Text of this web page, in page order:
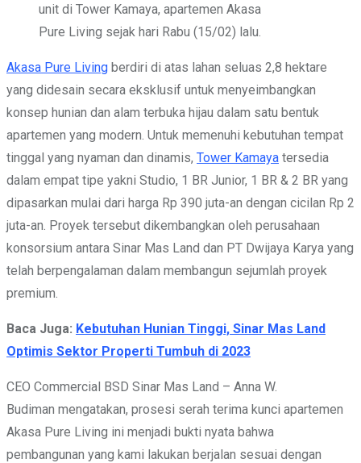
unit di Tower Kamaya, apartemen Akasa
Pure Living sejak hari Rabu (15/02) lalu.
Akasa Pure Living berdiri di atas lahan seluas 2,8 hektare
yang didesain secara eksklusif untuk menyeimbangkan
konsep hunian dan alam terbuka hijau dalam satu bentuk
apartemen yang modern. Untuk memenuhi kebutuhan tempat
tinggal yang nyaman dan dinamis, Tower Kamaya tersedia
dalam empat tipe yakni Studio, 1 BR Junior, 1 BR & 2 BR yang
dipasarkan mulai dari harga Rp 390 juta-an dengan cicilan Rp 2
juta-an. Proyek tersebut dikembangkan oleh perusahaan
konsorsium antara Sinar Mas Land dan PT Dwijaya Karya yang
telah berpengalaman dalam membangun sejumlah proyek
premium.
Baca Juga: Kebutuhan Hunian Tinggi, Sinar Mas Land
Optimis Sektor Properti Tumbuh di 2023
CEO Commercial BSD Sinar Mas Land – Anna W.
Budiman mengatakan, prosesi serah terima kunci apartemen
Akasa Pure Living ini menjadi bukti nyata bahwa
pembangunan yang kami lakukan berjalan sesuai dengan